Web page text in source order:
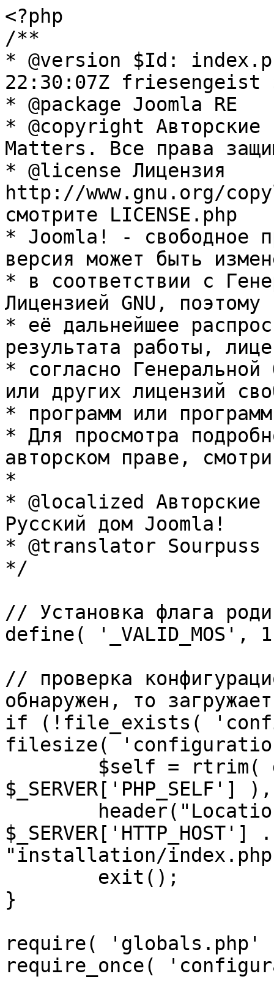
<?php
/**
* @version $Id:
22:30:07Z friesengeist
* @package Joomla RE
* @copyright Авторские
Matters. Все права
* @license Лицензия
http://www.gnu.org/
смотрите LICENSE.php
* Joomla! - свободное
версия может быть
* в соответствии с
Лицензией GNU, поэтому
* её дальнейшее
результата работы,
* согласно Генеральной
или других лицензий
* программ или
* Для просмотра
авторском праве,
*
* @localized Авторские
Русский дом Joomla!
* @translator Sourpuss
*/
// Установка флага
define( '_VALID_MOS',
// проверка
обнаружен, то
if (!file_exists(
filesize(
"installation/
}
require(
require_once(